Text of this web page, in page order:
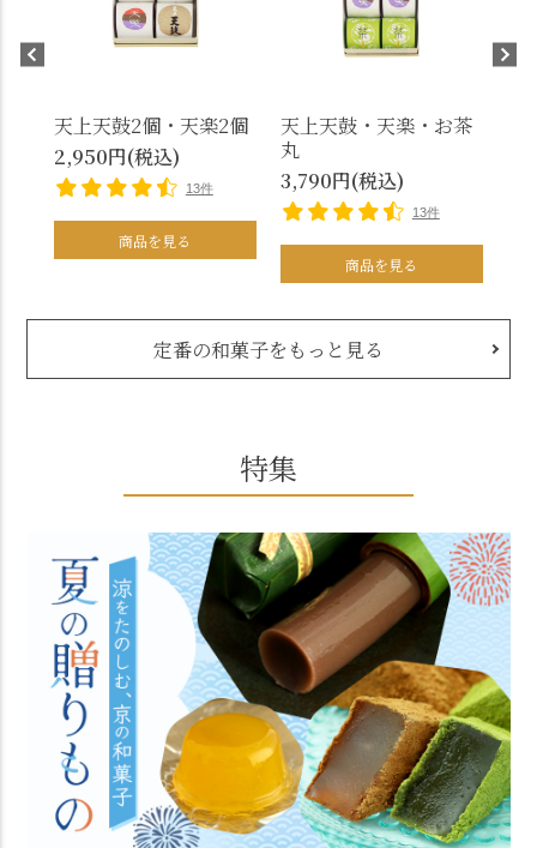
天上天鼓2個・天楽2個
2,950円(税込)
13件
商品を見る
天上天鼓・天楽・お茶
丸
3,790円(税込)
13件
商品を見る
定番の和菓子をもっと見る
特集